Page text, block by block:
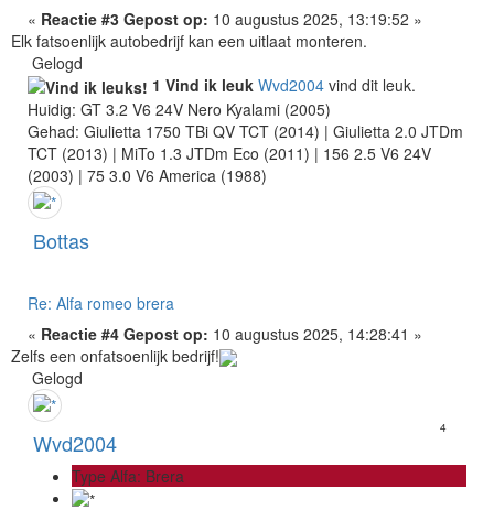
« Reactie #3 Gepost op: 10 augustus 2025, 13:19:52 »
Elk fatsoenlijk autobedrijf kan een uitlaat monteren.
Gelogd
1 Vind ik leuk Wvd2004 vind dit leuk.
Huidig: GT 3.2 V6 24V Nero Kyalami (2005)
Gehad: Giulietta 1750 TBi QV TCT (2014) | Giulietta 2.0 JTDm
TCT (2013) | MiTo 1.3 JTDm Eco (2011) | 156 2.5 V6 24V
(2003) | 75 3.0 V6 America (1988)
Bottas
Re: Alfa romeo brera
« Reactie #4 Gepost op: 10 augustus 2025, 14:28:41 »
Zelfs een onfatsoenlijk bedrijf!
Gelogd
Wvd2004
4
Type Alfa: Brera